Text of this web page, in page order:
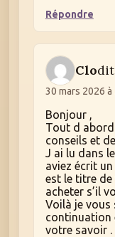
Répondre
Clo
30 mars 2026 à
Bonjour ,
Tout d abord
conseils et
J ai lu dans
aviez écrit
est le titre de
acheter s’il
Voilà je vous
continuation
votre savoir .